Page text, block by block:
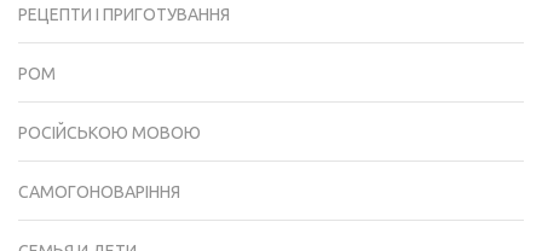
РЕЦЕПТИ І ПРИГОТУВАННЯ
РОМ
РОСІЙСЬКОЮ МОВОЮ
САМОГОНОВАРІННЯ